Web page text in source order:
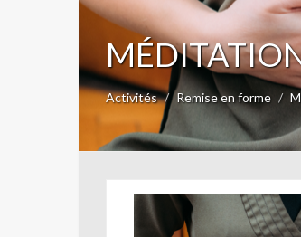
Activités Remise en forme